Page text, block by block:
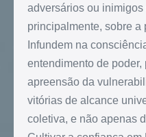
adversários ou inimigos
principalmente, sobre
Infundem na
entendimento de poder,
apreensão da
vitórias de alcance
coletiva, e não apenas